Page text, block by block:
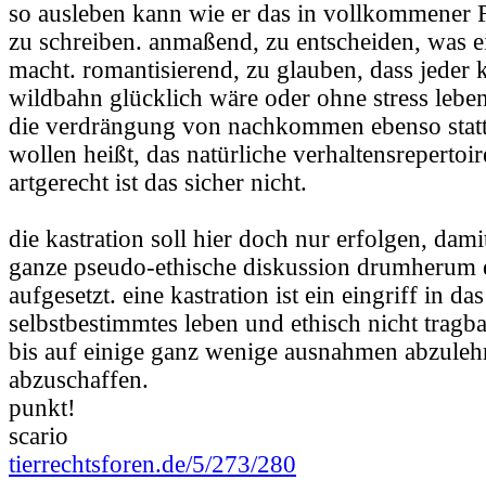
so ausleben kann wie er das in vollkommener
zu schreiben. anmaßend, zu entscheiden, was
macht. romantisierend, zu glauben, dass jeder
wildbahn glücklich wäre oder ohne stress
die verdrängung von nachkommen ebenso
wollen heißt, das natürliche
artgerecht ist das sicher nicht.
die kastration soll hier doch nur erfolgen,
ganze pseudo-ethische diskussion drumherum
aufgesetzt. eine kastration ist ein eingriff in
selbstbestimmtes leben und ethisch nicht
bis auf einige ganz wenige ausnahmen
abzuschaffen.
punkt!
scario
tierrechtsforen.de/5/273/280